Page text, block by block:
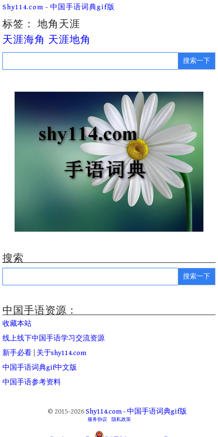
Skip
content
Shy114.com - 中国手语词典gif版
标签： 地角天涯
天涯海角 天涯地角
Search
搜索
Search
中国手语资源：
收藏本站
线上线下中国手语学习交流资源
新手必看
关于shy114.com
中国手语词典gif中文版
中国手语参考资料
© 2015-2026Shy114.com - 中国手语词典gif版
服务协议 隐私政策